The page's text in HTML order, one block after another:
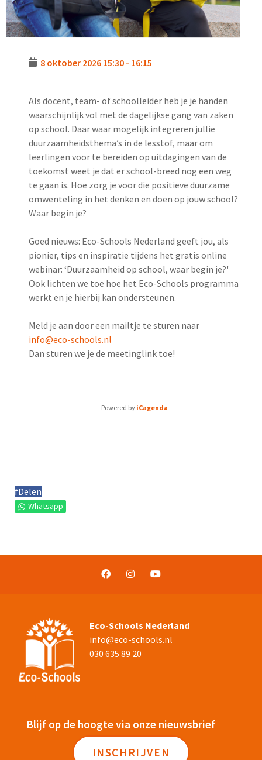
8 oktober 2026 15:30 - 16:15
Als docent, team- of schoolleider heb je je handen
waarschijnlijk vol met de dagelijkse gang van zaken
op school. Daar waar mogelijk integreren jullie
duurzaamheidsthema’s in de lesstof, maar om
leerlingen voor te bereiden op uitdagingen van de
toekomst weet je dat er school-breed nog een weg
te gaan is. Hoe zorg je voor die positieve duurzame
omwenteling in het denken en doen op jouw school?
Waar begin je?
Goed nieuws: Eco-Schools Nederland geeft jou, als
pionier, tips en inspiratie tijdens het gratis online
webinar: ‘Duurzaamheid op school, waar begin je?'
Ook lichten we toe hoe het Eco-Schools programma
werkt en je hierbij kan ondersteunen.
Meld je aan door een mailtje te sturen naar
info@eco-schools.nl
Dan sturen we je de meetinglink toe!
Powered by iCagenda
fDelen
Whatsapp
Eco-Schools Nederland
info@eco-schools.nl
030 635 89 20
Blijf op de hoogte via onze nieuwsbrief
INSCHRIJVEN